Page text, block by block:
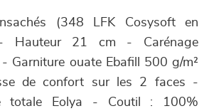
(348 LFK Cosysoft en
Hauteur 21 cm - Carénage
Garniture ouate Ebafill 500 g/m²
de confort sur les 2 faces -
totale Eolya - Coutil : 100%